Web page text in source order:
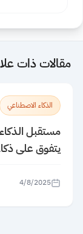
مقالات ذات
الذكاء الاصطناعي
مستقبل
يتفوق على
4/8/2025